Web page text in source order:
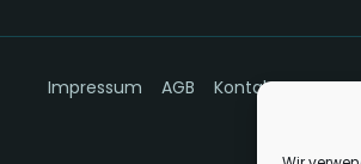
Impressum AGB Kontakt